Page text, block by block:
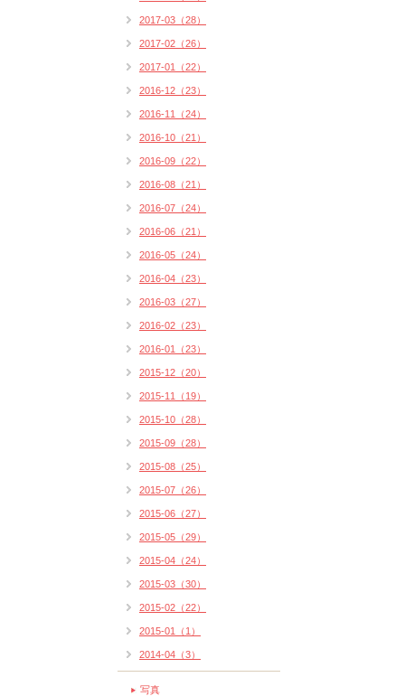
2017-03（28）
2017-02（26）
2017-01（22）
2016-12（23）
2016-11（24）
2016-10（21）
2016-09（22）
2016-08（21）
2016-07（24）
2016-06（21）
2016-05（24）
2016-04（23）
2016-03（27）
2016-02（23）
2016-01（23）
2015-12（20）
2015-11（19）
2015-10（28）
2015-09（28）
2015-08（25）
2015-07（26）
2015-06（27）
2015-05（29）
2015-04（24）
2015-03（30）
2015-02（22）
2015-01（1）
2014-04（3）
写真